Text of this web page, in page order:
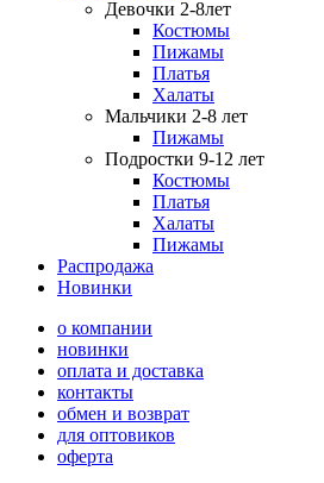
Девочки 2-8лет
Костюмы
Пижамы
Платья
Халаты
Мальчики 2-8 лет
Пижамы
Подростки 9-12 лет
Костюмы
Платья
Халаты
Пижамы
Распродажа
Новинки
о компании
новинки
оплата и доставка
контакты
обмен и возврат
для оптовиков
оферта